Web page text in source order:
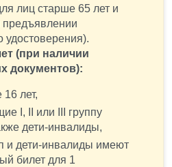
экскурсовода (горно-
и подъём, протяжённость
около 16:00.
на тех же остановках, на
посадка.
лиц старше 65 лет и
предъявлении
удостоверения).
(при наличии
документов):
лет,
I, II или III группу
дети-инвалиды,
и дети-инвалиды имеют
билет для 1